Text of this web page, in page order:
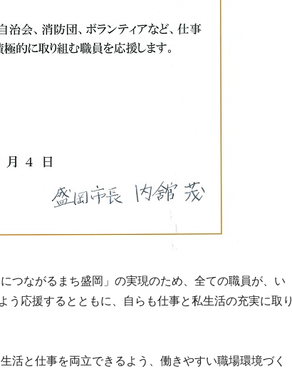
つながるまち盛岡」の実現のため、全ての職員が、い
う応援するとともに、自らも仕事と私生活の充実に取り
活と仕事を両立できるよう、働きやすい職場環境づく